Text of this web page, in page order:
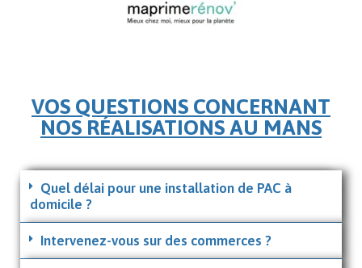
VOS QUESTIONS CONCERNANT
NOS RÉALISATIONS AU MANS
Quel délai pour une installation de PAC à
domicile ?
Intervenez-vous sur des commerces ?